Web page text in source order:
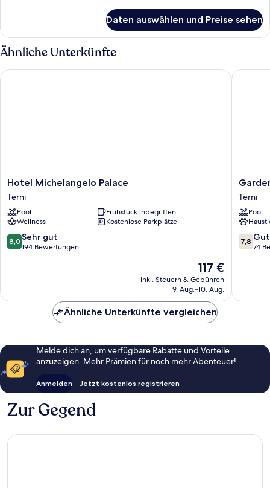
2 Schlafzimmer,
Verbindungszimmer
Daten auswählen und Preise sehen
Ähnliche Unterkünfte
Hotel
Michelangelo
Palace
Terni
Hotel Michelangelo Palace
Terni
Pool
Frühstück inbegriffen
Wellness
Kostenlose Parkplätze
8.0
von
Bewertungen
8,0 Sehr gut
194 Bewertungen
Der
Preis
beträgt
117 €
inkl. Steuern & Gebühren
9. Aug.–10. Aug.
Hotel Michelangelo Palace
Garden
Hotel
Terni
Terni
Pool
7.8
von
7,8 Gut
74
Garden
Ähnliche Unterkünfte vergleichen
Melde dich an, um verfügbare Rabatte und Vorteile
anzuzeigen. Mehr Prämien für noch mehr Abenteuer!
Anmelden Jetzt kostenlos registrieren
Zur Gegend